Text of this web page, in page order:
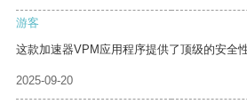
游客
这款加速器VPM应用程序提供了顶级的安全
2025-09-20